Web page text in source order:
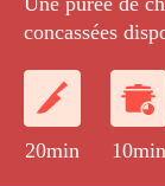
concassées
20min 10min